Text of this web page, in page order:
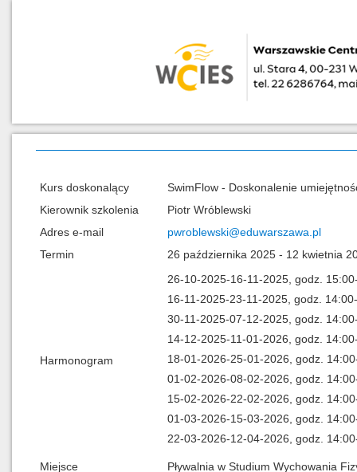
Kurs doskonalący
SwimFlow - Doskonalenie
Kierownik szkolenia
Piotr Wróblewski
Adres e-mail
pwroblewski@eduwarszawa.pl
Termin
26 października 2025 - 12 kwietnia
Harmonogram
26-10-2025-16-11-2025, godz.
16-11-2025-23-11-2025, godz.
30-11-2025-07-12-2025, godz.
14-12-2025-11-01-2026, godz.
18-01-2026-25-01-2026, godz.
01-02-2026-08-02-2026, godz.
15-02-2026-22-02-2026, godz.
01-03-2026-15-03-2026, godz.
22-03-2026-12-04-2026, godz.
Miejsce
Pływalnia w Studium Wychowania